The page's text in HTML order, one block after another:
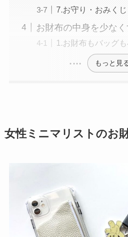
7.お守り・おみくじ
お財布の中身を少な
1.お財布もバッグ
もっと見
女性ミニマリストのお